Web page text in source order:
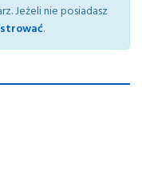
Jeżeli nie posiadasz
.